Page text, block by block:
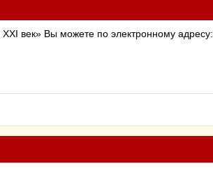
XXI век» Вы можете по электронному адресу: